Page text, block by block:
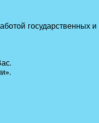
государственных